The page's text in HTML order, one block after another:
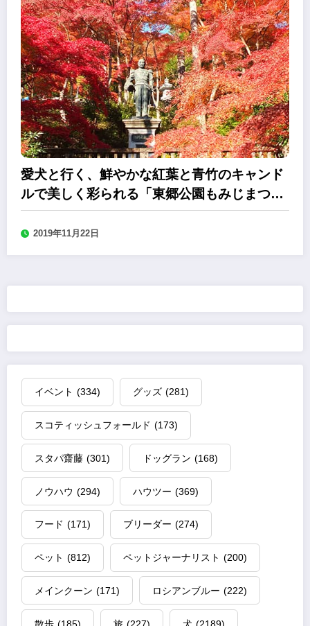
愛犬と行く、鮮やかな紅葉と青竹のキャンド
ルで美しく彩られる「東郷公園もみじまつ
り」
2019年11月22日
イベント (334) グッズ (281)
スコティッシュフォールド (173)
スタパ齋藤 (301) ドッグラン (168)
ノウハウ (294) ハウツー (369)
フード (171) ブリーダー (274)
ペット (812) ペットジャーナリスト (200)
メインクーン (171) ロシアンブルー (222)
散歩 (185) 旅 (227) 犬 (2189)